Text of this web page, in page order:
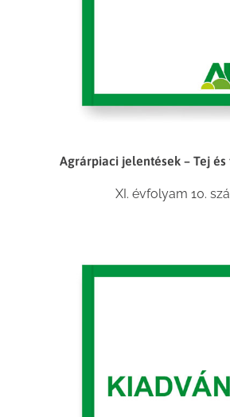
Agrárpiaci jelentések – Tej
XI. évfolyam 10.